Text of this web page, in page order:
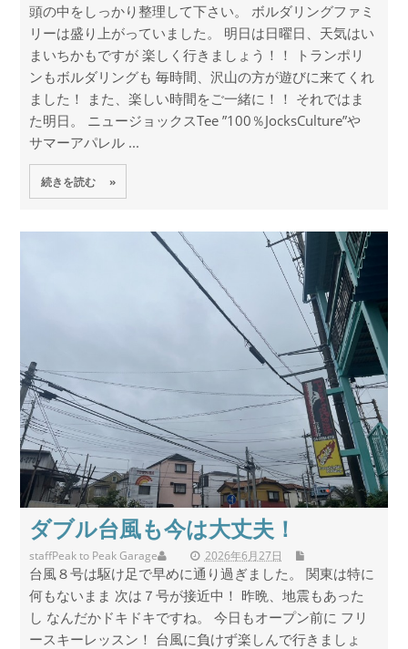
頭の中をしっかり整理して下さい。 ボルダリングファミ
リーは盛り上がっていました。 明日は日曜日、天気はい
まいちかもですが 楽しく行きましょう！！ トランポリ
ンもボルダリングも 毎時間、沢山の方が遊びに来てくれ
ました！ また、楽しい時間をご一緒に！！ それではま
た明日。 ニュージョックスTee ”100％JocksCulture”や
サマーアパレル ...
続きを読む »
ダブル台風も今は大丈夫！
staff 2026年6月27日
Peak to Peak Garage
台風８号は駆け足で早めに通り過ぎました。 関東は特に
何もないまま 次は７号が接近中！ 昨晩、地震もあった
し なんだかドキドキですね。 今日もオープン前に フリ
ースキーレッスン！ 台風に負けず楽しんで行きましょ